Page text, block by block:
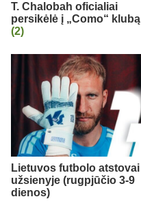
T. Chalobah oficialiai
persikėlė į „Como“ klubą
(2)
Lietuvos futbolo atstovai
užsienyje (rugpjūčio 3-9
dienos)